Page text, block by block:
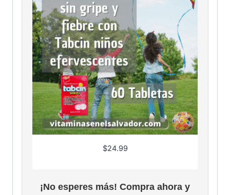
$24.99
¡No esperes más! Compra ahora y